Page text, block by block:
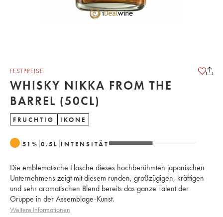
FESTPREISE
WHISKY NIKKA FROM THE
BARREL (50CL)
FRUCHTIG IKONE
51 % 0.5 L INTENSITÄT
Die emblematische Flasche dieses hochberühmten japanischen
Unternehmens zeigt mit diesem runden, großzügigen, kräftigen
und sehr aromatischen Blend bereits das ganze Talent der
Gruppe in der Assemblage-Kunst.
Weitere Informationen